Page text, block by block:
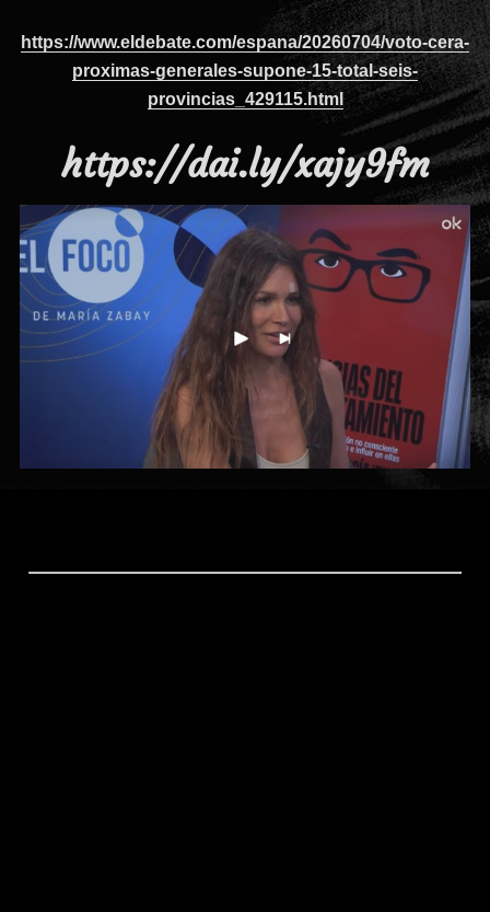
https://www.eldebate.com/espana/20260704/voto-cera-
proximas-generales-supone-15-total-seis-
provincias_429115.html
https://dai.ly/xajy9fm